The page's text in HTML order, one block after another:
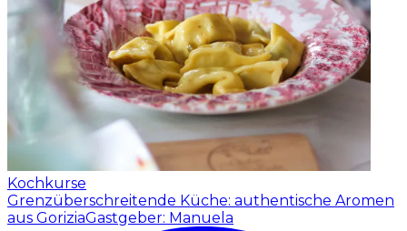
Kochkurse
Grenzüberschreitende Küche: authentische Aromen
aus GoriziaGastgeber: Manuela